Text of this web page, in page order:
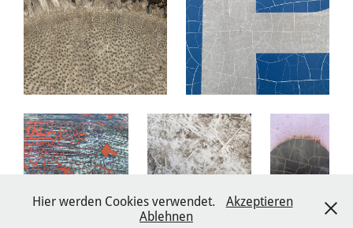
Hier werden Cookies verwendet.
Akzeptieren
Ablehnen